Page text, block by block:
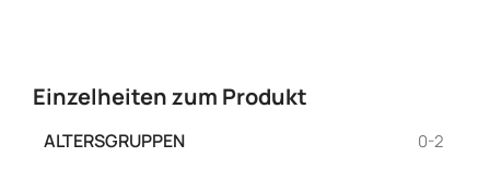
Einzelheiten zum Produkt
ALTERSGRUPPEN 0-2